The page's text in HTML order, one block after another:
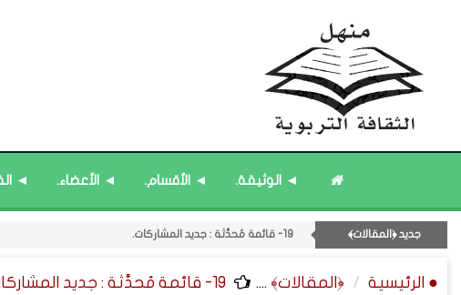
◄ الوثيقة. ◄ الأقسام. ◄ الأعضاء. ◄
جديد ﴿المقالات﴾
16- قائمة مُثبتة : فريق منهل الثقافة التربوية.
14- قائمة مُثبتة : مشرف منهل الثقافة التربوية.
15- قائمة مُثبتة : إدارة منهل الثقافة التربوية.
20- قائمة مُحدَّثة : مختارات من حديث ﴿الساعة﴾. ● الرئيسية ﴿المقالات﴾ .... 19- قائمة مُحدَّثة : جديد المشاركات.